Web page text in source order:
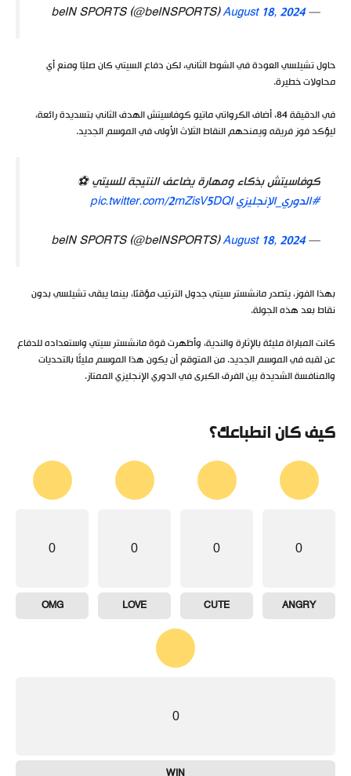
— beIN SPORTS (@beINSPORTS)
August 18, 2024
حاول تشيلسي العودة في الشوط الثاني، لكن دفاع السيتي كان صلبًا ومنع أي
محاولات خطيرة.
في الدقيقة 84، أضاف الكرواتي ماتيو كوفاسيتش الهدف الثاني بتسديدة رائعة،
ليؤكد فوز فريقه ويمنحهم النقاط الثلاث الأولى في الموسم الجديد.
كوفاسيتش بذكاء ومهارة يضاعف النتيجة للسيتي ⚽️
#الدوري_الإنجليزيpic.twitter.com/2mZisV5DQI
— beIN SPORTS (@beINSPORTS)
August 18, 2024
بهذا الفوز، يتصدر مانشستر سيتي جدول الترتيب مؤقتًا، بينما يبقى تشيلسي بدون
نقاط بعد هذه الجولة.
كانت المباراة مليئة بالإثارة والندية، وأظهرت قوة مانشستر سيتي واستعداده للدفاع
عن لقبه في الموسم الجديد. من المتوقع أن يكون هذا الموسم مليئًا بالتحديات
والمنافسة الشديدة بين الفرق الكبرى في الدوري الإنجليزي الممتاز.
كيف كان انطباعك؟
0
ANGRY
0
CUTE
0
LOVE
0
OMG
0